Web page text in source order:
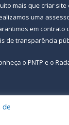
mais que criar site
uma
em contrato
de transparência
o PNTP e o
de